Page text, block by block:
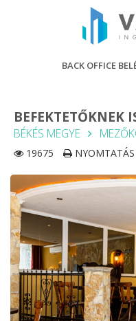
BACK OFFICE
BEFEKTETŐKNEK
BÉKÉS MEGYE
19675 NYOMTATÁS